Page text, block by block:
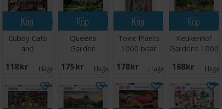
Köp
Cubby Cats
and
500 bitar
118 SEK I lager:
Köp
Queens
Garden
Castle 1000
175 SEK I lager:
Köp
Toxic Plants
1000 bitar
178 SEK I lager:
Köp
Keukenhof
Gardens 1000
168 SEK I